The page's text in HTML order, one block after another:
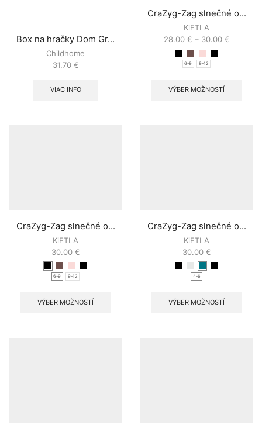
Box na hračky Dom Gr...
Childhome
31.70 €
VIAC INFO
CraZyg-Zag slnečné o...
KiETLA
28.00 € – 30.00 €
6-9 9-12
VÝBER MOŽNOSTÍ
CraZyg-Zag slnečné o...
KiETLA
30.00 €
6-9 9-12
VÝBER MOŽNOSTÍ
CraZyg-Zag slnečné o...
KiETLA
30.00 €
4-6
VÝBER MOŽNOSTÍ